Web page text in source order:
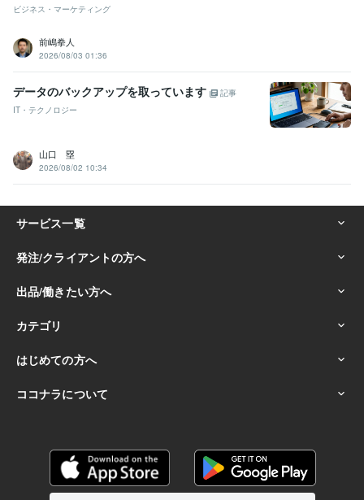
ビジネス・マーケティング
前嶋拳人
2026/08/03 01:36
データのバックアップを取っています
記事
IT・テクノロジー
山口 塁
2026/08/02 10:34